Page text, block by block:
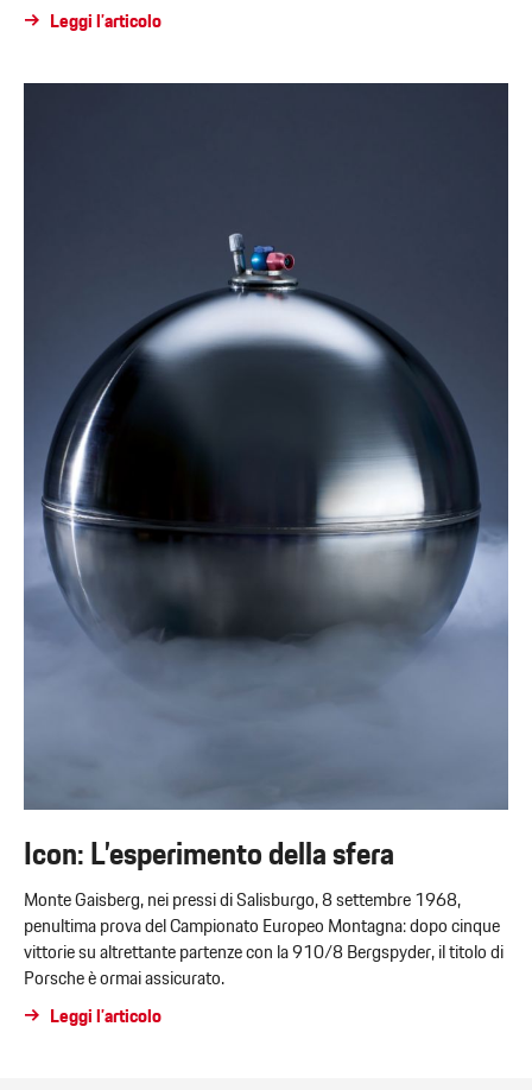
Leggi l’articolo
Icon: L’esperimento della sfera
Monte Gaisberg, nei pressi di Salisburgo, 8 settembre 1968,
penultima prova del Campionato Europeo Montagna: dopo cinque
vittorie su altrettante partenze con la 910/8 Bergspyder, il titolo di
Porsche è ormai assicurato.
Leggi l’articolo